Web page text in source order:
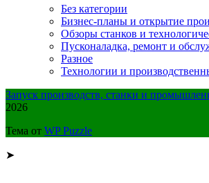
Без категории
Бизнес-планы и открытие
Обзоры станков и
Пусконаладка, ремонт и
Разное
Технологии и
Запуск производств, станки и
2026
Тема от WP Puzzle
➤